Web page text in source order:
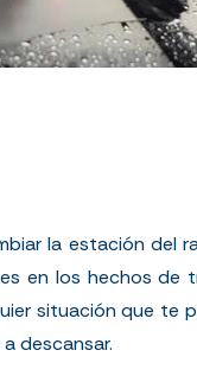
la estación del
en los hechos de
situación que te
descansar.